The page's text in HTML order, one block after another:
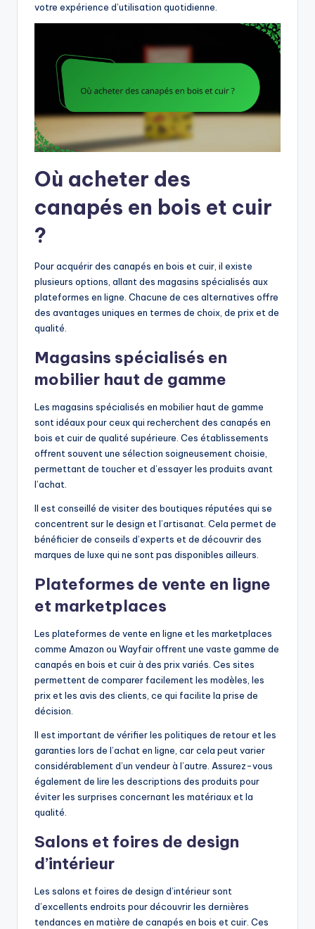
votre expérience d’utilisation quotidienne.
Où acheter des
canapés en bois et cuir
?
Pour acquérir des canapés en bois et cuir, il existe
plusieurs options, allant des magasins spécialisés aux
plateformes en ligne. Chacune de ces alternatives offre
des avantages uniques en termes de choix, de prix et de
qualité.
Magasins spécialisés en
mobilier haut de gamme
Les magasins spécialisés en mobilier haut de gamme
sont idéaux pour ceux qui recherchent des canapés en
bois et cuir de qualité supérieure. Ces établissements
offrent souvent une sélection soigneusement choisie,
permettant de toucher et d’essayer les produits avant
l’achat.
Il est conseillé de visiter des boutiques réputées qui se
concentrent sur le design et l’artisanat. Cela permet de
bénéficier de conseils d’experts et de découvrir des
marques de luxe qui ne sont pas disponibles ailleurs.
Plateformes de vente en ligne
et marketplaces
Les plateformes de vente en ligne et les marketplaces
comme Amazon ou Wayfair offrent une vaste gamme de
canapés en bois et cuir à des prix variés. Ces sites
permettent de comparer facilement les modèles, les
prix et les avis des clients, ce qui facilite la prise de
décision.
Il est important de vérifier les politiques de retour et les
garanties lors de l’achat en ligne, car cela peut varier
considérablement d’un vendeur à l’autre. Assurez-vous
également de lire les descriptions des produits pour
éviter les surprises concernant les matériaux et la
qualité.
Salons et foires de design
d’intérieur
Les salons et foires de design d’intérieur sont
d’excellents endroits pour découvrir les dernières
tendances en matière de canapés en bois et cuir. Ces